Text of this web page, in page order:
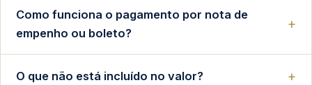
Como funciona o pagamento por nota de
empenho ou boleto?
O que não está incluído no valor?